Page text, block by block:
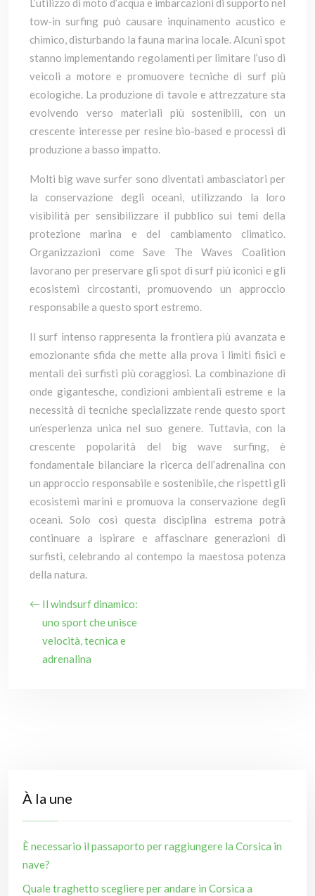
L’utilizzo di moto d’acqua e imbarcazioni di supporto nel
tow-in surfing può causare inquinamento acustico e
chimico, disturbando la fauna marina locale. Alcuni spot
stanno implementando regolamenti per limitare l’uso di
veicoli a motore e promuovere tecniche di surf più
ecologiche. La produzione di tavole e attrezzature sta
evolvendo verso materiali più sostenibili, con un
crescente interesse per resine bio-based e processi di
produzione a basso impatto.
Molti big wave surfer sono diventati ambasciatori per
la conservazione degli oceani, utilizzando la loro
visibilità per sensibilizzare il pubblico sui temi della
protezione marina e del cambiamento climatico.
Organizzazioni come Save The Waves Coalition
lavorano per preservare gli spot di surf più iconici e gli
ecosistemi circostanti, promuovendo un approccio
responsabile a questo sport estremo.
Il surf intenso rappresenta la frontiera più avanzata e
emozionante sfida che mette alla prova i limiti fisici e
mentali dei surfisti più coraggiosi. La combinazione di
onde gigantesche, condizioni ambientali estreme e la
necessità di tecniche specializzate rende questo sport
un’esperienza unica nel suo genere. Tuttavia, con la
crescente popolarità del big wave surfing, è
fondamentale bilanciare la ricerca dell’adrenalina con
un approccio responsabile e sostenibile, che rispetti gli
ecosistemi marini e promuova la conservazione degli
oceani. Solo così questa disciplina estrema potrà
continuare a ispirare e affascinare generazioni di
surfisti, celebrando al contempo la maestosa potenza
della natura.
Il windsurf dinamico:
uno sport che unisce
velocità, tecnica e
adrenalina
À la une
È necessario il passaporto per raggiungere la Corsica in
nave?
Quale traghetto scegliere per andare in Corsica a